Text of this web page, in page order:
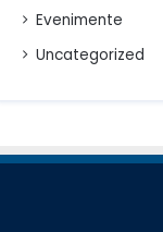
Evenimente
Uncategorized